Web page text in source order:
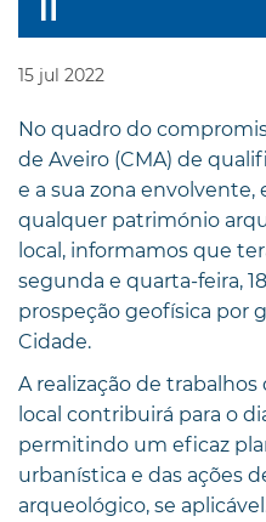
15 jul 2022
No quadro do
de Aveiro (CMA) de
e a sua zona envolvente,
qualquer património
local, informamos que
segunda e quarta-feira,
prospeção geofísica por
Cidade.
A realização de
local contribuirá para o
permitindo um eficaz
urbanística e das ações
arqueológico, se